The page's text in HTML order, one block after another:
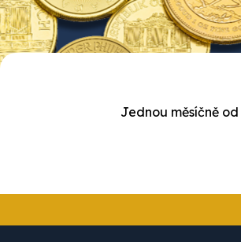
Jednou měsíčně